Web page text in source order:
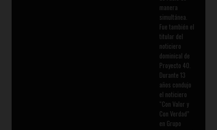
manera
simultánea.
Fue también el
titular del
noticiero
dominical de
Proyecto 40.
Durante 13
años condujo
el noticiero
“Con Valor y
Con Verdad”
en Grupo